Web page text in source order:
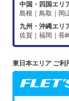
中国・四国エリ
島根｜鳥取｜岡
九州・沖縄エリ
佐賀｜福岡｜長
東日本エリア ご利